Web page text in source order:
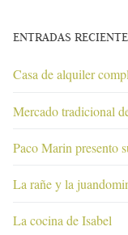
ENTRADAS
Casa de alquiler
Mercado tradicional
Paco Marin presento
La rañe y la
La cocina de Isabel